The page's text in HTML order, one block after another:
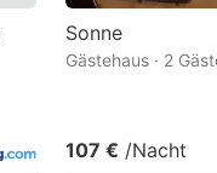
Sonne
Gästehaus · 2
107 € /Nacht